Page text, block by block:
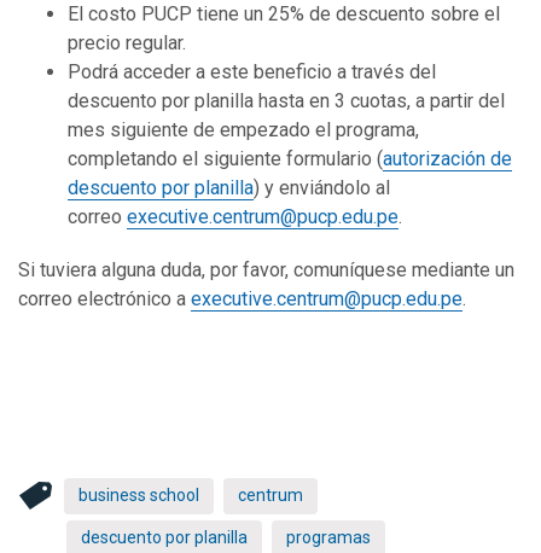
El costo PUCP tiene un 25% de descuento sobre el
precio regular.
Podrá acceder a este beneficio a través del
descuento por planilla hasta en 3 cuotas, a partir del
mes siguiente de empezado el programa,
completando el siguiente formulario (autorización de
descuento por planilla) y enviándolo al
correo executive.centrum@pucp.edu.pe.
Si tuviera alguna duda, por favor, comuníquese mediante un
correo electrónico a executive.centrum@pucp.edu.pe.
business school centrum
descuento por planilla programas